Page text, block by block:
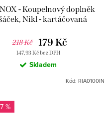
- Koupelnový doplněk
Nikl - kartáčovaná
218 Kč
147,93 Kč bez DPH
179 Kč
Skladem
Kód:RIA0100IN
%